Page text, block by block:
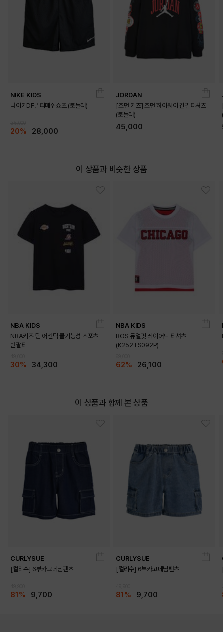
DETAILS
NIKE KIDS
나이키DF멀티메쉬쇼츠 (토들러)
20% 28,000
JORDAN
[조던 키즈] 조던 하이웨이 긴팔티셔츠
(토들러)
45,000
이 상품과 비슷한 상품
NBA KIDS
NBA키즈 팀 어센틱 쿨기능성 스포츠
반팔티
30% 34,300
NBA KIDS
BOS 듀얼핏 레이어드 티셔츠
(K252TS092P)
62% 26,100
이 상품과 함께 본 상품
CURLYSUE
[컬리수] 6부카고데님팬츠
81% 9,700
CURLYSUE
[컬리수] 6부카고데님팬츠
81% 9,700